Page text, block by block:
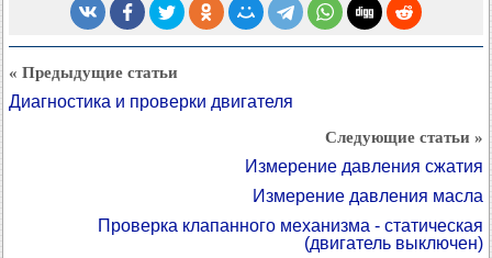
« Предыдущие статьи
Диагностика и проверки двигателя
Следующие статьи »
Измерение давления сжатия
Измерение давления масла
Проверка клапанного механизма - статическая
(двигатель выключен)